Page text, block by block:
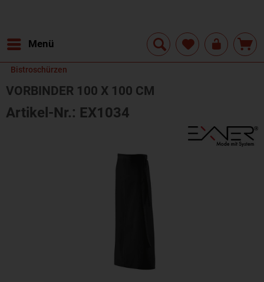
Menü
Bistroschürzen
VORBINDER 100 X 100 CM
Artikel-Nr.: EX1034